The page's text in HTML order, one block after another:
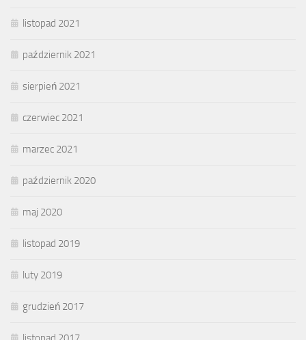
listopad 2021
październik 2021
sierpień 2021
czerwiec 2021
marzec 2021
październik 2020
maj 2020
listopad 2019
luty 2019
grudzień 2017